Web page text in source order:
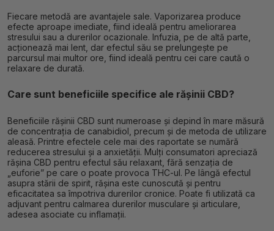
Fiecare metodă are avantajele sale. Vaporizarea produce
efecte aproape imediate, fiind ideală pentru ameliorarea
stresului sau a durerilor ocazionale. Infuzia, pe de altă parte,
acționează mai lent, dar efectul său se prelungește pe
parcursul mai multor ore, fiind ideală pentru cei care caută o
relaxare de durată.
Care sunt beneficiile specifice ale rășinii CBD?
Beneficiile rășinii CBD sunt numeroase și depind în mare măsură
de concentrația de canabidiol, precum și de metoda de utilizare
aleasă. Printre efectele cele mai des raportate se numără
reducerea stresului și a anxietății. Mulți consumatori apreciază
rășina CBD pentru efectul său relaxant, fără senzația de
„euforie” pe care o poate provoca THC-ul. Pe lângă efectul
asupra stării de spirit, rășina este cunoscută și pentru
eficacitatea sa împotriva durerilor cronice. Poate fi utilizată ca
adjuvant pentru calmarea durerilor musculare și articulare,
adesea asociate cu inflamații.